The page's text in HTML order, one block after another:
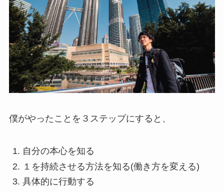
僕がやったことを３ステップにすると、
自分の本心を知る
１を持続させる方法を知る(働き方を変える)
具体的に行動する